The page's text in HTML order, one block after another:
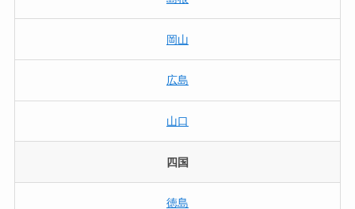
岡山
広島
山口
四国
徳島